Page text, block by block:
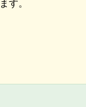
す。